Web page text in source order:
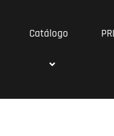
Catálogo